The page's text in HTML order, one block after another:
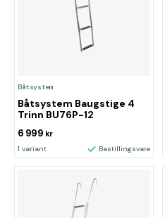
Båtsystem
Båtsystem Baugstige 4
Trinn BU76P-12
6 999 kr
1 variant Bestillingsvare